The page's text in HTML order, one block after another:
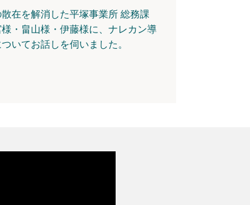
在を解消した平塚事業所 総務課
・畠山様・伊藤様に、ナレカン導
いてお話しを伺いました。